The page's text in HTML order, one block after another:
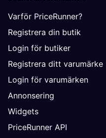
Varför PriceRunner?
Registrera din butik
Login för butiker
Registrera ditt varumärke
Login för varumärken
Annonsering
Widgets
PriceRunner API